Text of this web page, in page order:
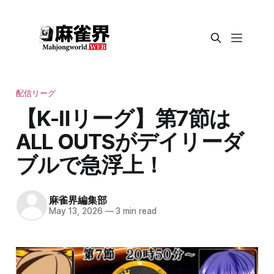
配信リーグ
【K-Ⅱリーグ】第7節は
ALL OUTSがデイリーダ
ブルで急浮上！
麻雀界編集部
May 13, 2026 —3 min read